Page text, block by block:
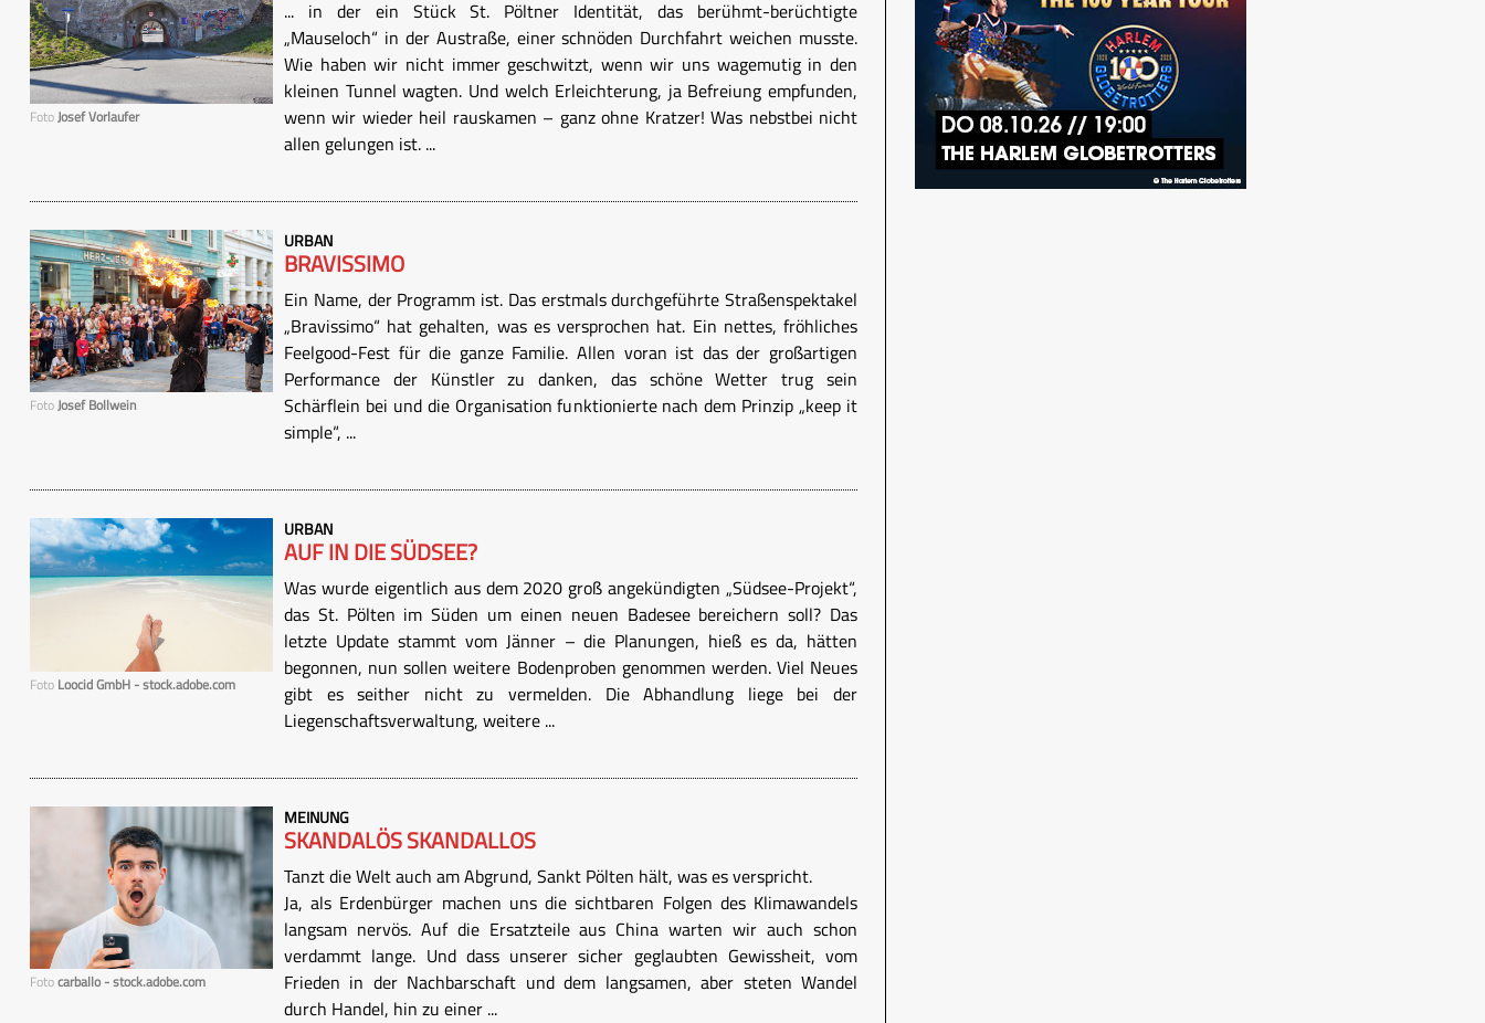
FotoJosef Vorlaufer
... in der ein Stück St. Pöltner Identität, das berühmt-berüchtigte
„Mauseloch“ in der Austraße, einer schnöden Durchfahrt weichen musste.
Wie haben wir nicht immer geschwitzt, wenn wir uns wagemutig in den
kleinen Tunnel wagten. Und welch Erleichterung, ja Befreiung empfunden,
wenn wir wieder heil rauskamen – ganz ohne Kratzer! Was nebstbei nicht
allen gelungen ist. ...
FotoJosef Bollwein
URBAN
BRAVISSIMO
Ein Name, der Programm ist. Das erstmals durchgeführte Straßenspektakel
„Bravissimo“ hat gehalten, was es versprochen hat. Ein nettes, fröhliches
Feelgood-Fest für die ganze Familie. Allen voran ist das der großartigen
Performance der Künstler zu danken, das schöne Wetter trug sein
Schärflein bei und die Organisation funktionierte nach dem Prinzip „keep it
simple“, ...
Foto Loocid GmbH - stock.adobe.com
URBAN
AUF IN DIE SÜDSEE?
Was wurde eigentlich aus dem 2020 groß angekündigten „Südsee-Projekt“,
das St. Pölten im Süden um einen neuen Badesee bereichern soll? Das
letzte Update stammt vom Jänner – die Planungen, hieß es da, hätten
begonnen, nun sollen weitere Bodenproben genommen werden. Viel Neues
gibt es seither nicht zu vermelden. Die Abhandlung liege bei der
Liegenschaftsverwaltung, weitere ...
Fotocarballo - stock.adobe.com
MEINUNG
SKANDALÖS SKANDALLOS
Tanzt die Welt auch am Abgrund, Sankt Pölten hält, was es verspricht.
Ja, als Erdenbürger machen uns die sichtbaren Folgen des Klimawandels
langsam nervös. Auf die Ersatzteile aus China warten wir auch schon
verdammt lange. Und dass unserer sicher geglaubten Gewissheit, vom
Frieden in der Nachbarschaft und dem langsamen, aber steten Wandel
durch Handel, hin zu einer ...